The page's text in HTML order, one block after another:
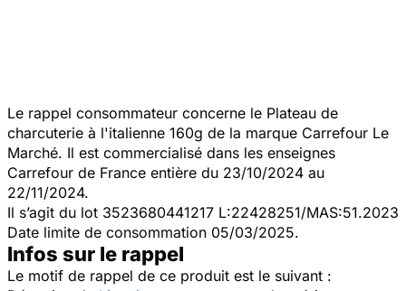
Le rappel consommateur concerne le Plateau de
charcuterie à l'italienne 160g de la marque Carrefour Le
Marché. Il est commercialisé dans les enseignes
Carrefour de France entière du 23/10/2024 au
22/11/2024.
Il s’agit du lot 3523680441217 L:22428251/MAS:51.2023
Date limite de consommation 05/03/2025.
Infos sur le rappel
Le motif de rappel de ce produit est le suivant :